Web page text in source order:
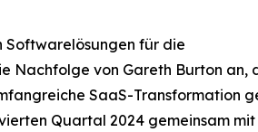
Softwarelösungen für die
Nachfolge von Gareth Burton an,
SaaS-Transformation
Quartal 2024 gemeinsam